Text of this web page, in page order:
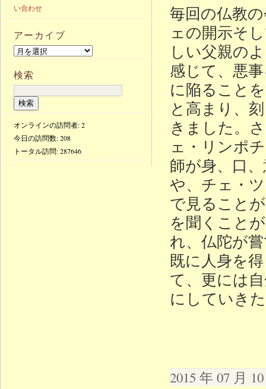
毎回の仏教
ェの開示そ
しい父親の
感じて、悪
に陥ること
と高まり、
きました。
ェ・リンポ
師が身、口
や、チェ・
で見ること
を聞くこと
れ、仏陀が
既に人身を
て、更には
にしていき
2015 年 07 月
い合わせ
アーカイブ
検索
オンラインの訪問者: 2
今日の訪問数:208
トータル訪問:287646